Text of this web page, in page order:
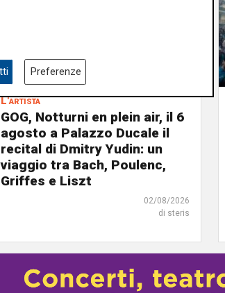
L'artista
GOG, Notturni en plein air, il 6
agosto a Palazzo Ducale il
recital di Dmitry Yudin: un
viaggio tra Bach, Poulenc,
Griffes e Liszt
02/08/2026
di steris
Preferenze